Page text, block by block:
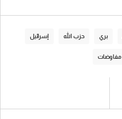
بري حزب الله إسرائيل
مفاوضات